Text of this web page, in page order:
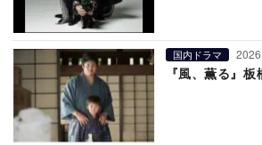
国内ドラマ
『風、薫る』